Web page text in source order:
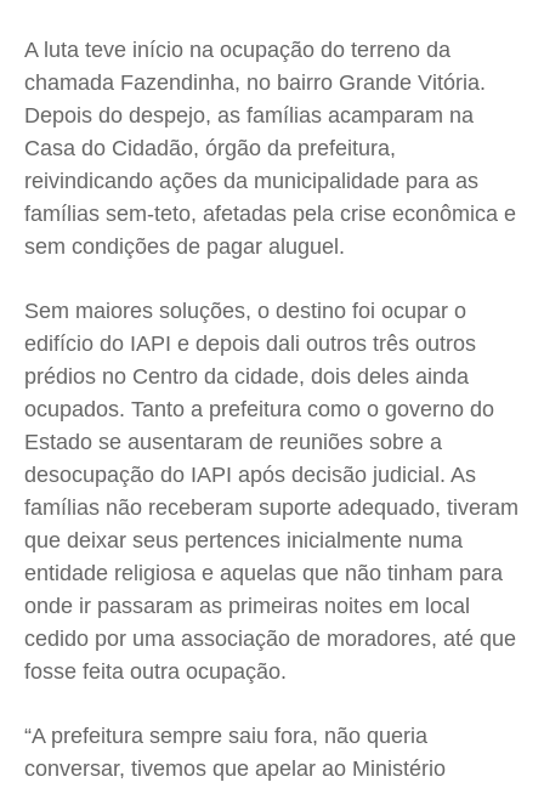
A luta teve início na ocupação do terreno da
chamada Fazendinha, no bairro Grande Vitória.
Depois do despejo, as famílias acamparam na
Casa do Cidadão, órgão da prefeitura,
reivindicando ações da municipalidade para as
famílias sem-teto, afetadas pela crise econômica e
sem condições de pagar aluguel.
Sem maiores soluções, o destino foi ocupar o
edifício do IAPI e depois dali outros três outros
prédios no Centro da cidade, dois deles ainda
ocupados. Tanto a prefeitura como o governo do
Estado se ausentaram de reuniões sobre a
desocupação do IAPI após decisão judicial. As
famílias não receberam suporte adequado, tiveram
que deixar seus pertences inicialmente numa
entidade religiosa e aquelas que não tinham para
onde ir passaram as primeiras noites em local
cedido por uma associação de moradores, até que
fosse feita outra ocupação.
“A prefeitura sempre saiu fora, não queria
conversar, tivemos que apelar ao Ministério